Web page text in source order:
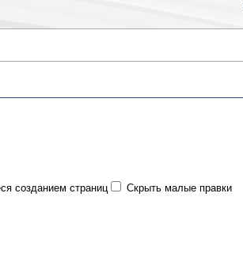
созданием страниц
Скрыть малые правки